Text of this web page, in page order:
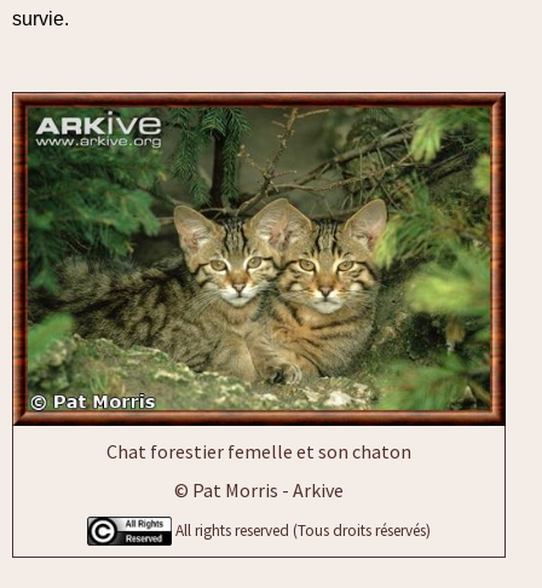
survie.
Chat forestier femelle et son chaton
© Pat Morris - Arkive
All rights reserved (Tous droits réservés)